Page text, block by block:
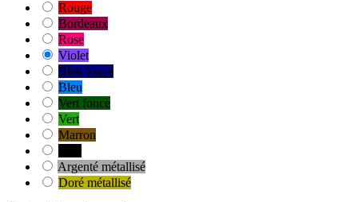
Rouge
Bordeaux
Rose
Violet
Bleu foncé
Bleu
Vert fonce
Vert
Marron
Argenté métallisé
Doré métallisé